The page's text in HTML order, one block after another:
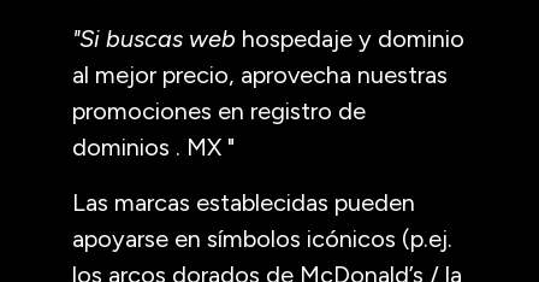
"Si buscas web hospedaje y dominio
al mejor precio, aprovecha nuestras
promociones en registro de
dominios . MX "
Las marcas establecidas pueden
apoyarse en símbolos icónicos (p.ej.
los arcos dorados de McDonald’s / la